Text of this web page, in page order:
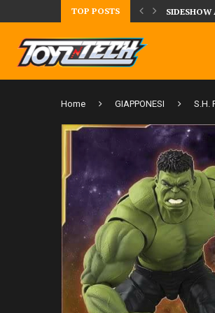
TOP POSTS
LA FIGURE DI IPPO MAKUNOUCHI! SIDESHOW
Home GIAPPONESI S.H.